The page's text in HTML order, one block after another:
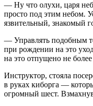
— Ну что олухи, царя
просто под этим небом.
язвительный, знакомый
— Управлять подобным
при рождении на это
на это отпущено не
Инструктор, стояла
в руках киборга —
огромный шест.